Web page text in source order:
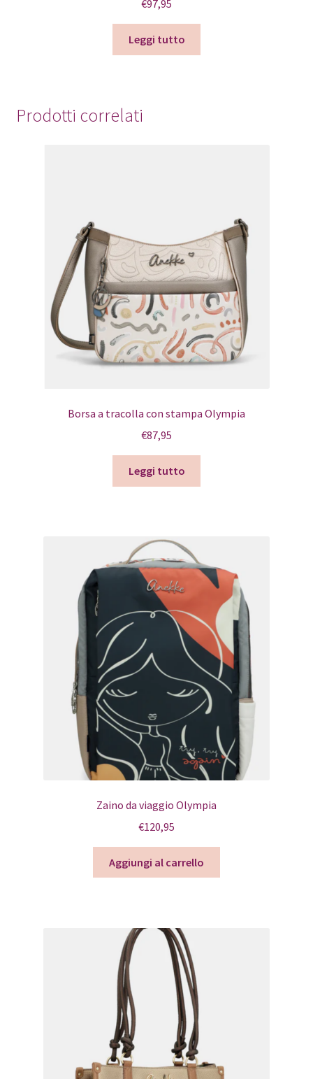
€97,95
Leggi tutto
Prodotti correlati
Borsa a tracolla con stampa Olympia
€87,95
Leggi tutto
Zaino da viaggio Olympia
€120,95
Aggiungi al carrello